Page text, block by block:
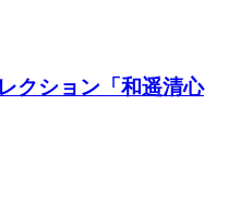
クション「和遥清心